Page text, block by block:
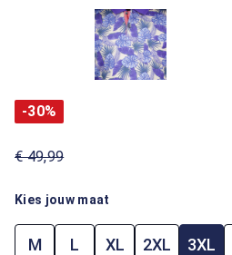
-30%
€ 49,99
Kies jouw maat
M L XL 2XL 3XL